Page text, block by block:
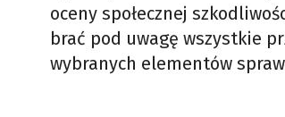
oceny społecznej
brać pod uwagę wszystkie
wybranych elementów